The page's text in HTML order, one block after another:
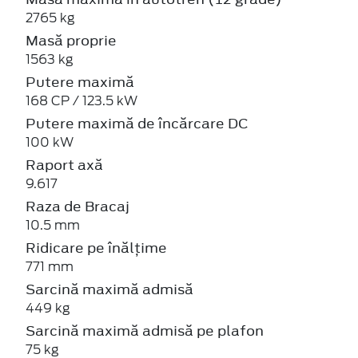
2765 kg
Masă proprie
1563 kg
Putere maximă
168 CP / 123.5 kW
Putere maximă de încărcare DC
100 kW
Raport axă
9.617
Raza de Bracaj
10.5 mm
Ridicare pe înălțime
771 mm
Sarcină maximă admisă
449 kg
Sarcină maximă admisă pe plafon
75 kg